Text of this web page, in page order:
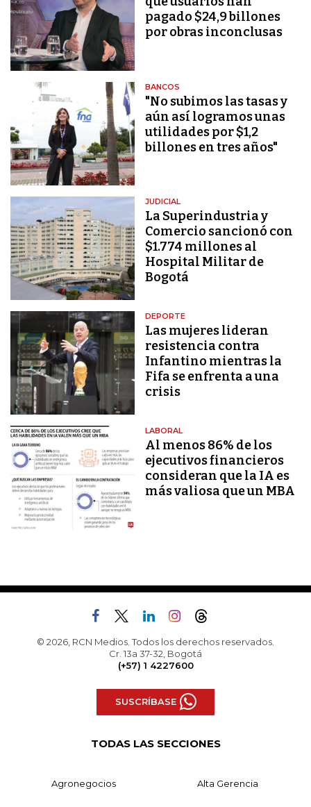
pagado $24,9 billones
por obras inconclusas
BANCOS
"No subimos las tasas y
aún así logramos unas
utilidades por $1,2
billones en tres años"
JUDICIAL
La Superindustria y
Comercio sancionó con
$1.774 millones al
Hospital Militar de
Bogotá
DEPORTE
Las mujeres lideran
resistencia contra
Infantino mientras la
Fifa se enfrenta a una
crisis
LABORAL
Al menos 86% de los
ejecutivos financieros
consideran que la IA es
más valiosa que un MBA
© 2026, RCN Medios. Todos los derechos reservados.
Cr. 13a 37-32, Bogotá
(+57) 1 4227600
SUSCRÍBASE
TODAS LAS SECCIONES
Agronegocios Alta Gerencia